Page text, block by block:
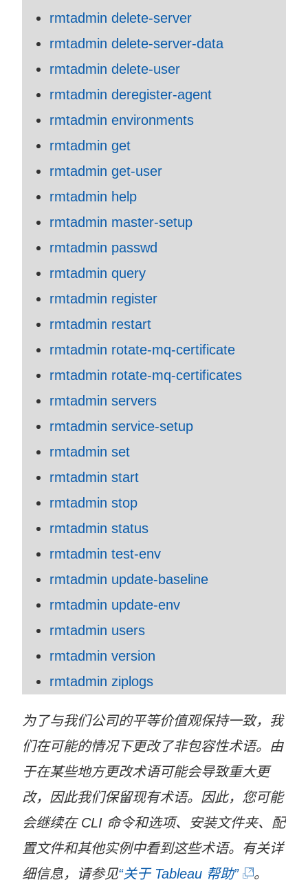
rmtadmin delete-server
rmtadmin delete-server-data
rmtadmin delete-user
rmtadmin deregister-agent
rmtadmin environments
rmtadmin get
rmtadmin get-user
rmtadmin help
rmtadmin master-setup
rmtadmin passwd
rmtadmin query
rmtadmin register
rmtadmin restart
rmtadmin rotate-mq-certificate
rmtadmin rotate-mq-certificates
rmtadmin servers
rmtadmin service-setup
rmtadmin set
rmtadmin start
rmtadmin stop
rmtadmin status
rmtadmin test-env
rmtadmin update-baseline
rmtadmin update-env
rmtadmin users
rmtadmin version
rmtadmin ziplogs
为了与我们公司的平等价值观保持一致，我
们在可能的情况下更改了非包容性术语。由
于在某些地方更改术语可能会导致重大更
改，因此我们保留现有术语。因此，您可能
会继续在 CLI 命令和选项、安装文件夹、配
置文件和其他实例中看到这些术语。有关详
细信息，请参见“关于 Tableau 帮助”( 。